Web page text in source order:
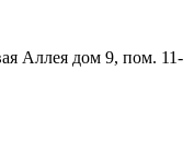
Аллея дом 9, пом. 11-